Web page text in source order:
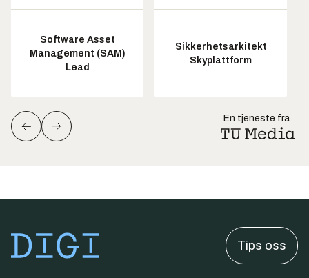
Software Asset
Management (SAM)
Lead
Sikkerhetsarkitekt
Skyplattform
En tjeneste fra
Tips oss